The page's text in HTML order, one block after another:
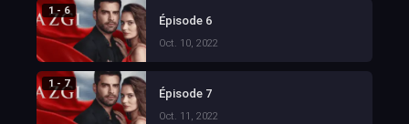
1 - 6
Épisode 6
Oct. 10, 2022
1 - 7
Épisode 7
Oct. 11, 2022